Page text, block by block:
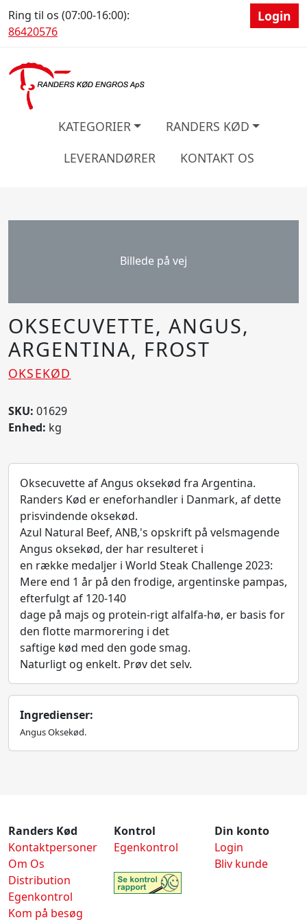
Ring til os (07:00-16:00):
86420576
Login
KATEGORIER
RANDERS KØD
LEVERANDØRER
KONTAKT OS
Billede på vej
OKSECUVETTE, ANGUS,
ARGENTINA, FROST
OKSEKØD
SKU: 01629
Enhed: kg
Oksecuvette af Angus oksekød fra Argentina.
Randers Kød er eneforhandler i Danmark, af dette
prisvindende oksekød.
Azul Natural Beef, ANB,'s opskrift på velsmagende
Angus oksekød, der har resulteret i
en række medaljer i World Steak Challenge 2023:
Mere end 1 år på den frodige, argentinske pampas,
efterfulgt af 120-140
dage på majs og protein-rigt alfalfa-hø, er basis for
den flotte marmorering i det
saftige kød med den gode smag.
Naturligt og enkelt. Prøv det selv.
Ingredienser:
Angus Oksekød.
Randers Kød
Kontaktpersoner
Om Os
Distribution
Egenkontrol
Kom på besøg
Kontrol
Egenkontrol
Din konto
Login
Bliv kunde